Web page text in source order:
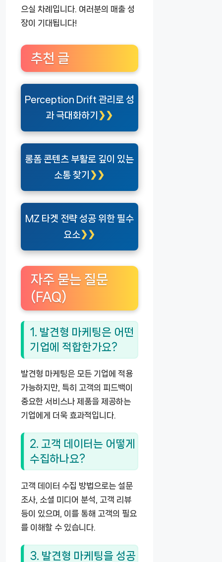
으실 차례입니다. 여러분의 매출 성
장이 기대됩니다!
추천 글
Perception Drift 관리로 성
과 극대화하기
롱폼 콘텐츠 부활로 깊이 있는
소통 찾기
MZ 타겟 전략 성공 위한 필수
요소
자주 묻는 질문
(FAQ)
1. 발견형 마케팅은 어떤
기업에 적합한가요?
발견형 마케팅은 모든 기업에 적용
가능하지만, 특히 고객의 피드백이
중요한 서비스나 제품을 제공하는
기업에게 더욱 효과적입니다.
2. 고객 데이터는 어떻게
수집하나요?
고객 데이터 수집 방법으로는 설문
조사, 소셜 미디어 분석, 고객 리뷰
등이 있으며, 이를 통해 고객의 필요
를 이해할 수 있습니다.
3. 발견형 마케팅을 성공